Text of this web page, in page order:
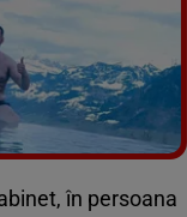
foto
în persoana